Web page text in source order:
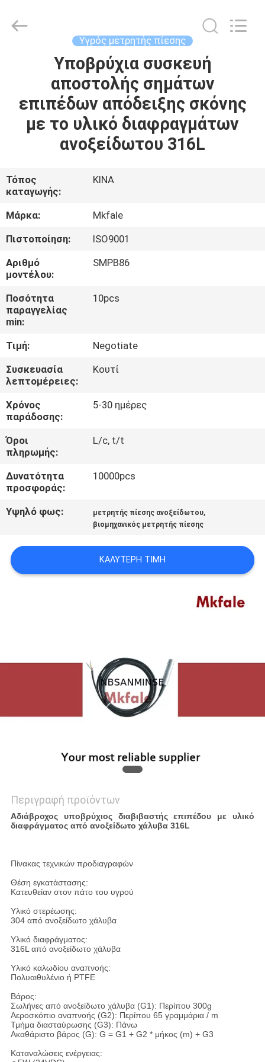
ΠΡΟΪΌΝΤΑ
ΠΕΡΊΠΟΥ
ΓΎΡΟΣ
ΕΡΓΟΣΤΑΣΊΩΝ
ΠΟΙΟΤΙΚΌΣ
ΈΛΕΓΧΟΣ
ΜΑΣ
ΣΕ
ΕΠΑΦΉ
ΕΙΔΉΣΕΙΣ
ΖΗΤΉΣΤΕ
ΈΝΑ
ΑΠΌΣΠΑΣΜΑ
SITEMAP
Export
Υγρός μετρητής πίεσης
Υποβρύχια συσκευή
αποστολής σημάτων
επιπέδων απόδειξης σκόνης
με το υλικό διαφραγμάτων
ανοξείδωτου 316L
Τόπος
καταγωγής:
ΚΙΝΑ
Μάρκα:
Mkfale
Πιστοποίηση:
ISO9001
Αριθμό
μοντέλου:
SMPB86
Ποσότητα
παραγγελίας
min:
10pcs
Τιμή:
Negotiate
Συσκευασία
λεπτομέρειες:
Κουτί
Χρόνος
παράδοσης:
5-30 ημέρες
Όροι
πληρωμής:
L/c, t/t
Δυνατότητα
προσφοράς:
10000pcs
Υψηλό φως: μετρητής πίεσης ανοξείδωτου,
βιομηχανικός μετρητής πίεσης
ΚΑΛΎΤΕΡΗ ΤΙΜΉ
Περιγραφή προϊόντων
Αδιάβροχος υποβρύχιος διαβιβαστής επιπέδου με υλικό
διαφράγματος από ανοξείδωτο χάλυβα 316L
Πίνακας τεχνικών προδιαγραφών
Θέση εγκατάστασης:
Κατευθείαν στον πάτο του υγρού
Υλικό στερέωσης:
304 από ανοξείδωτο χάλυβα
Υλικό διαφράγματος:
316L από ανοξείδωτο χάλυβα
Υλικό καλωδίου αναπνοής:
Πολυαιθυλένιο ή PTFE
Βάρος:
Σωλήνες από ανοξείδωτο χάλυβα (G1): Περίπου 300g
Αεροσκόπιο αναπνοής (G2): Περίπου 65 γραμμάρια / m
Τμήμα διασταύρωσης (G3): Πάνω
Ακαθάριστο βάρος (G): G = G1 + G2 * μήκος (m) + G3
Καταναλώσεις ενέργειας: